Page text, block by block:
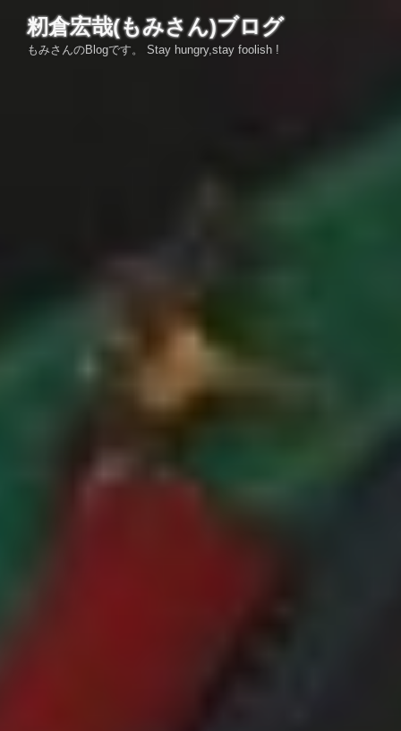
籾倉宏哉(もみさん)ブログ
もみさんのBlogです。 Stay hungry,stay foolish !